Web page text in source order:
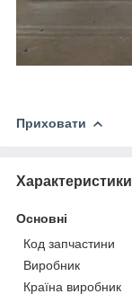
Приховати
Характеристики
Основні
Код запчастини
Виробник
Країна виробник